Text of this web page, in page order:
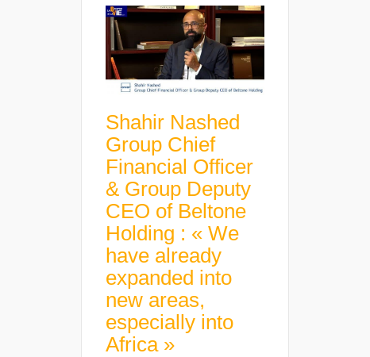
Shahir Nashed
Group Chief
Financial Officer
& Group Deputy
CEO of Beltone
Holding : « We
have already
expanded into
new areas,
especially into
Africa »